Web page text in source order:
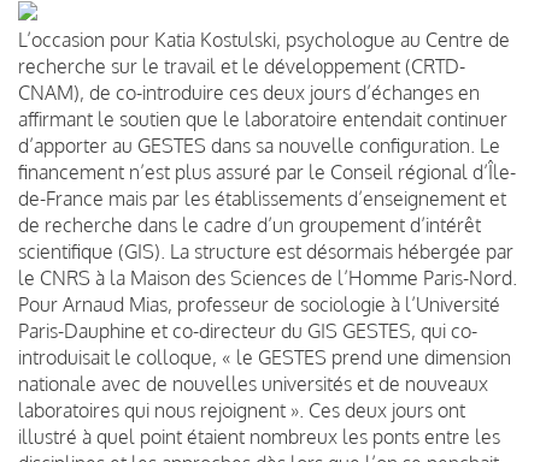
L’occasion pour Katia Kostulski, psychologue au Centre de
recherche sur le travail et le développement (CRTD-
CNAM), de co-introduire ces deux jours d’échanges en
affirmant le soutien que le laboratoire entendait continuer
d’apporter au GESTES dans sa nouvelle configuration. Le
financement n’est plus assuré par le Conseil régional d’Île-
de-France mais par les établissements d’enseignement et
de recherche dans le cadre d’un groupement d’intérêt
scientifique (GIS). La structure est désormais hébergée par
le CNRS à la Maison des Sciences de l’Homme Paris-Nord.
Pour Arnaud Mias, professeur de sociologie à l’Université
Paris-Dauphine et co-directeur du GIS GESTES, qui co-
introduisait le colloque, « le GESTES prend une dimension
nationale avec de nouvelles universités et de nouveaux
laboratoires qui nous rejoignent ». Ces deux jours ont
illustré à quel point étaient nombreux les ponts entre les